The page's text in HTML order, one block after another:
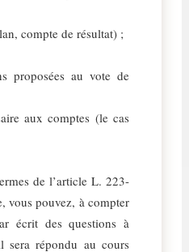
compte de résultat) ;
proposées au vote de
aux comptes (le cas
de l’article L. 223-
vous pouvez, à compter
écrit des questions à
sera répondu au cours